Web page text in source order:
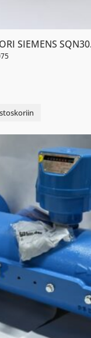
SIEMENS